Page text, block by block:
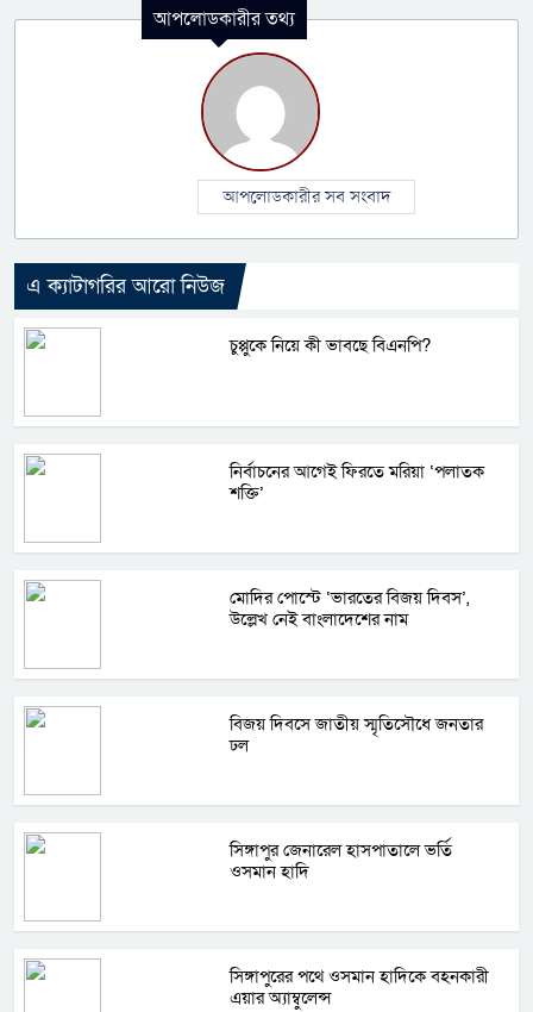
আপলোডকারীর তথ্য
আপলোডকারীর সব সংবাদ
এ ক্যাটাগরির আরো নিউজ
চুপ্পুকে নিয়ে কী ভাবছে বিএনপি?
নির্বাচনের আগেই ফিরতে মরিয়া ‘পলাতক
শক্তি’
মোদির পোস্টে ‘ভারতের বিজয় দিবস’,
উল্লেখ নেই বাংলাদেশের নাম
বিজয় দিবসে জাতীয় স্মৃতিসৌধে জনতার
ঢল
সিঙ্গাপুর জেনারেল হাসপাতালে ভর্তি
ওসমান হাদি
সিঙ্গাপুরের পথে ওসমান হাদিকে বহনকারী
এয়ার অ্যাম্বুলেন্স